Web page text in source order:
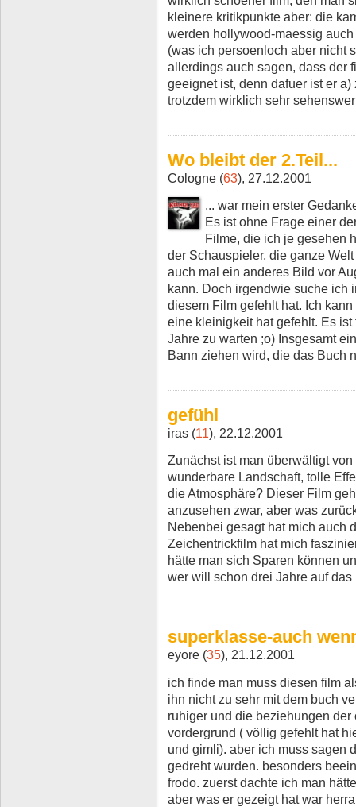
kleinere kritikpunkte aber: die
werden hollywood-maessig
(was ich persoenloch aber nicht
allerdings auch sagen, dass der
geeignet ist, denn dafuer ist er
trotzdem wirklich sehr
Wo bleibt der 2.Teil...
Cologne (63), 27.12.2001
... war mein erster
Es ist ohne Frage einer
Filme, die ich je gesehen
der Schauspieler, die ganze
auch mal ein anderes Bild vor
kann. Doch irgendwie suche ich
diesem Film gefehlt hat. Ich
eine kleinigkeit hat gefehlt. Es
Jahre zu warten ;o) Insgesamt
Bann ziehen wird, die das Buch
gefühl
iras (11), 22.12.2001
Zunächst ist man überwältigt
wunderbare Landschaft, tolle
die Atmosphäre? Dieser Film
anzusehen zwar, aber was
Nebenbei gesagt hat mich auch
Zeichentrickfilm hat mich
hätte man sich Sparen können
wer will schon drei Jahre auf
superklasse-auch
eyore (35), 21.12.2001
ich finde man muss diesen film
ihn nicht zu sehr mit dem buch
ruhiger und die beziehungen
vordergrund ( völlig gefehlt hat
und gimli). aber ich muss sagen
gedreht wurden. besonders
frodo. zuerst dachte ich man
aber was er gezeigt hat war